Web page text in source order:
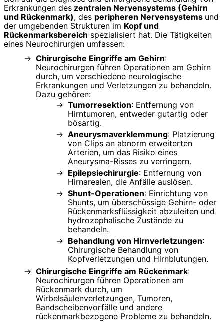
Erkrankungen des zentralen Nervensystems (Gehirn
und Rückenmark), des peripheren Nervensystems und
der umgebenden Strukturen im Kopf und
Rückenmarksbereich spezialisiert hat. Die Tätigkeiten
eines Neurochirurgen umfassen:
Chirurgische Eingriffe am Gehirn:
Neurochirurgen führen Operationen am Gehirn
durch, um verschiedene neurologische
Erkrankungen und Verletzungen zu behandeln.
Dazu gehören:
Tumorresektion: Entfernung von
Hirntumoren, entweder gutartig oder
bösartig.
Aneurysmaverklemmung: Platzierung
von Clips an abnorm erweiterten
Arterien, um das Risiko eines
Aneurysma-Risses zu verringern.
Epilepsiechirurgie: Entfernung von
Hirnarealen, die Anfälle auslösen.
Shunt-Operationen: Einrichtung von
Shunts, um überschüssige Gehirn- oder
Rückenmarksflüssigkeit abzuleiten und
hydrozephalische Zustände zu
behandeln.
Behandlung von Hirnverletzungen:
Chirurgische Behandlung von
Kopfverletzungen und Hirnblutungen.
Chirurgische Eingriffe am Rückenmark:
Neurochirurgen führen Operationen am
Rückenmark durch, um
Wirbelsäulenverletzungen, Tumoren,
Bandscheibenvorfälle und andere
rückenmarkbezogene Probleme zu behandeln.